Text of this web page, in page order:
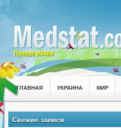
ГЛАВНАЯ УКРАИНА МИР
Свежие записи